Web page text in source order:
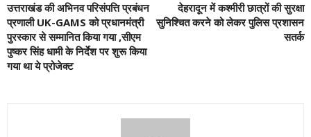
उत्तराखंड की अभिनव परिसंपत्ति प्रबंधन
प्रणाली UK-GAMS को प्रधानमंत्री
पुरस्कार से सम्मानित किया गया ,सीएम
पुष्कर सिंह धामी के निर्देश पर शुरू किया
गया था ये प्रोजेक्ट
देहरादून में कश्मीरी छात्रों की सुरक्षा
सुनिश्चित करने को लेकर पुलिस प्रशासन
सतर्क